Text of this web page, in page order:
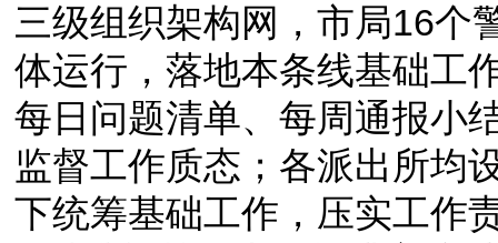
三级组织架构网，市局16个
体运行，落地本条线基础工
每日问题清单、每周通报小
监督工作质态；各派出所均
下统筹基础工作，压实工作